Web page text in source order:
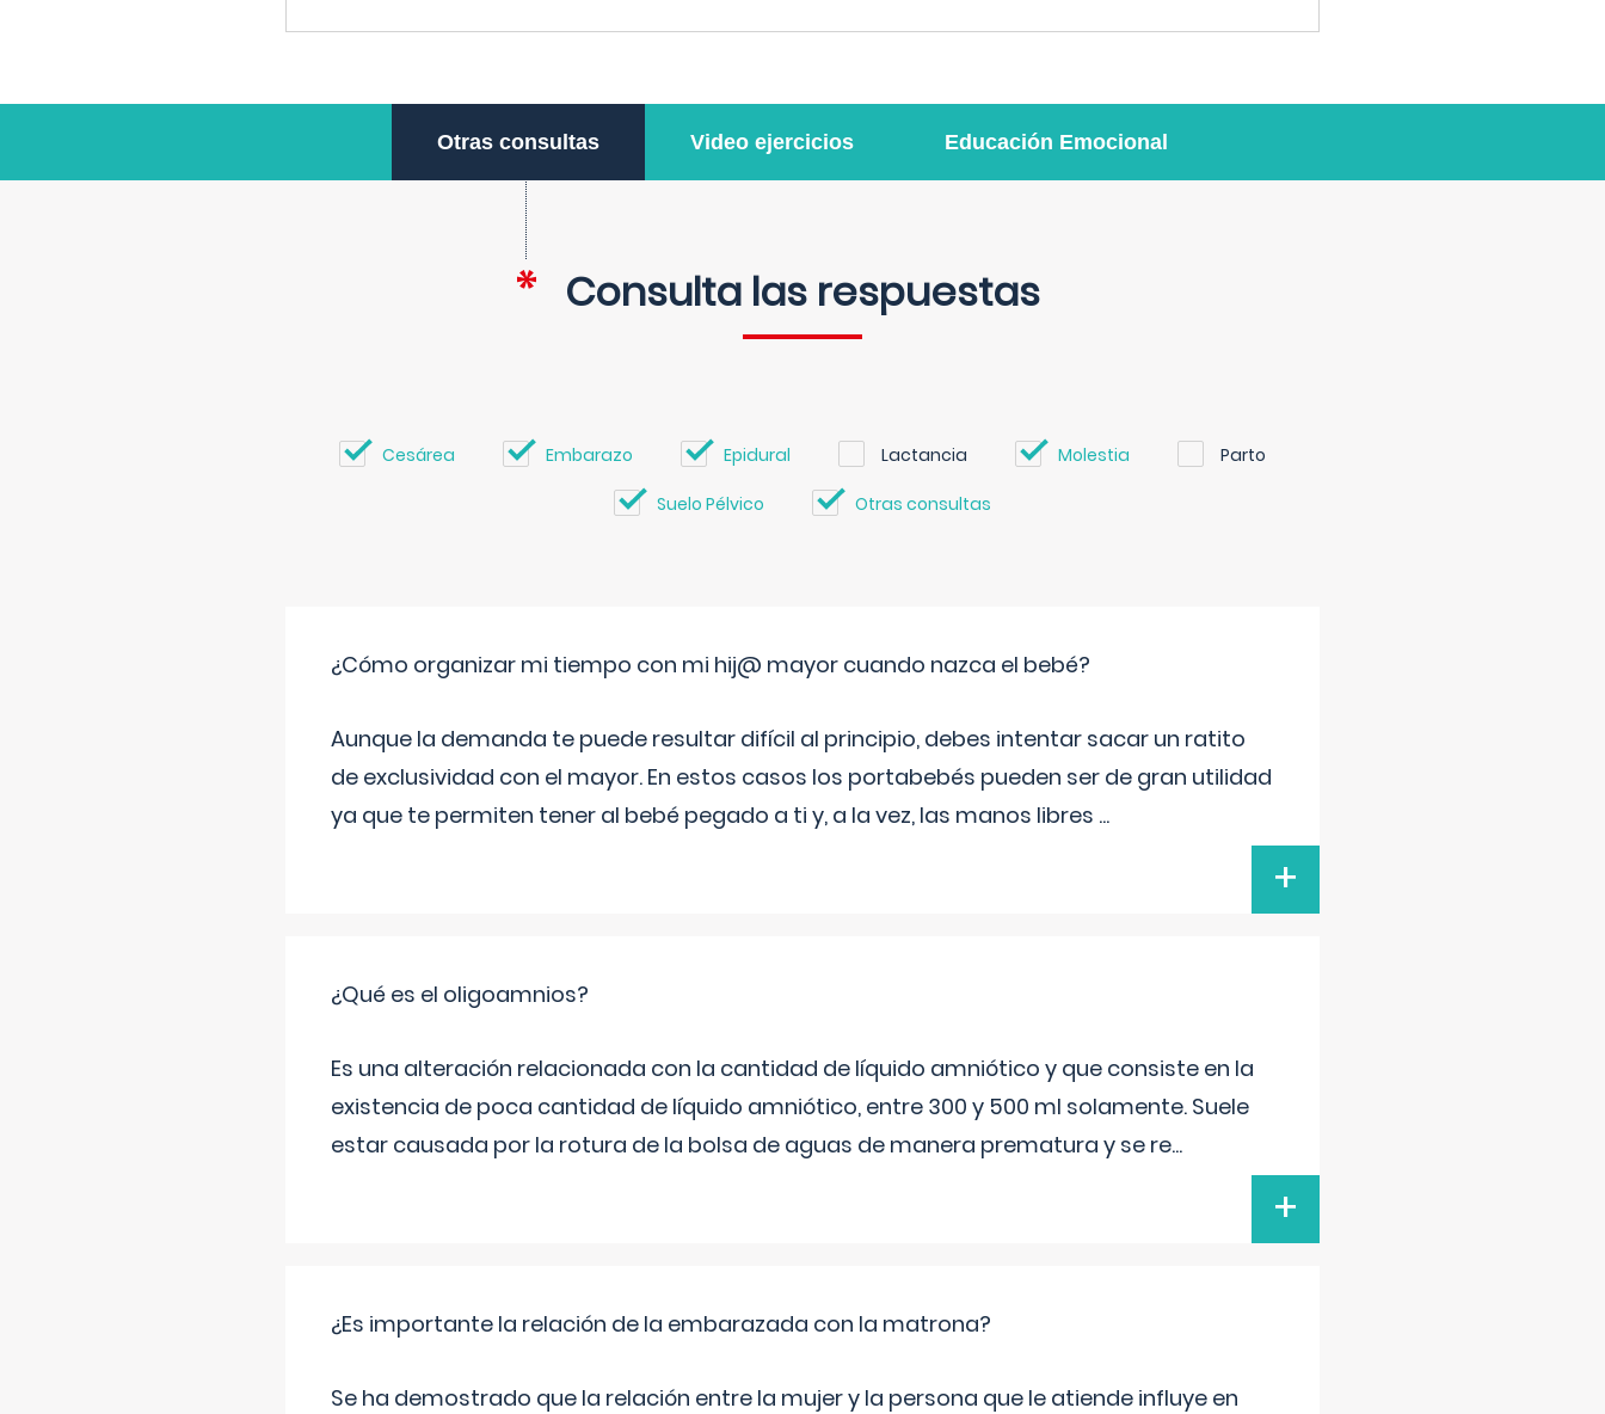
Otras consultas Video ejercicios Educación Emocional
Consulta las respuestas
Cesárea Embarazo Epidural Lactancia Molestia Parto
Suelo Pélvico Otras consultas
¿Cómo organizar mi tiempo con mi hij@ mayor cuando nazca el bebé?
Aunque la demanda te puede resultar difícil al principio, debes intentar sacar un ratito
de exclusividad con el mayor. En estos casos los portabebés pueden ser de gran utilidad
ya que te permiten tener al bebé pegado a ti y, a la vez, las manos libres ...
+
¿Qué es el oligoamnios?
Es una alteración relacionada con la cantidad de líquido amniótico y que consiste en la
existencia de poca cantidad de líquido amniótico, entre 300 y 500 ml solamente. Suele
estar causada por la rotura de la bolsa de aguas de manera prematura y se re...
+
¿Es importante la relación de la embarazada con la matrona?
Se ha demostrado que la relación entre la mujer y la persona que le atiende influye en